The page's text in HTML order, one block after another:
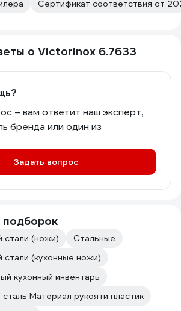
Сертификат соответствия от
о Victorinox 6.7633
– вам ответит наш эксперт,
бренда или один из
Задать вопрос
подборок
(ножи)
Стальные
(кухонные ножи)
кухонный инвентарь
Материал рукояти пластик